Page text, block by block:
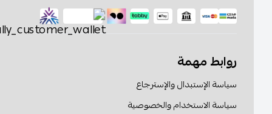
روابط مهمة
سياسة الإستبدال والإسترجاع
سياسة الاستخدام والخصوصية